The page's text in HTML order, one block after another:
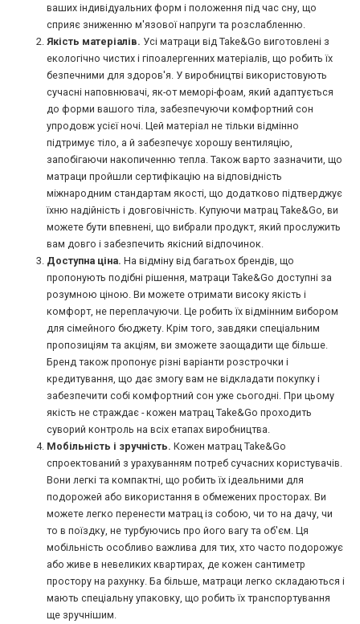
ваших індивідуальних форм і положення під час сну, що
сприяє зниженню м'язової напруги та розслабленню.
Якість матеріалів. Усі матраци від Take&Go виготовлені з
екологічно чистих і гіпоалергенних матеріалів, що робить їх
безпечними для здоров'я. У виробництві використовують
сучасні наповнювачі, як-от меморі-фоам, який адаптується
до форми вашого тіла, забезпечуючи комфортний сон
упродовж усієї ночі. Цей матеріал не тільки відмінно
підтримує тіло, а й забезпечує хорошу вентиляцію,
запобігаючи накопиченню тепла. Також варто зазначити, що
матраци пройшли сертифікацію на відповідність
міжнародним стандартам якості, що додатково підтверджує
їхню надійність і довговічність. Купуючи матрац Take&Go, ви
можете бути впевнені, що вибрали продукт, який прослужить
вам довго і забезпечить якісний відпочинок.
Доступна ціна. На відміну від багатьох брендів, що
пропонують подібні рішення, матраци Take&Go доступні за
розумною ціною. Ви можете отримати високу якість і
комфорт, не переплачуючи. Це робить їх відмінним вибором
для сімейного бюджету. Крім того, завдяки спеціальним
пропозиціям та акціям, ви зможете заощадити ще більше.
Бренд також пропонує різні варіанти розстрочки і
кредитування, що дає змогу вам не відкладати покупку і
забезпечити собі комфортний сон уже сьогодні. При цьому
якість не страждає - кожен матрац Take&Go проходить
суворий контроль на всіх етапах виробництва.
Мобільність і зручність. Кожен матрац Take&Go
спроектований з урахуванням потреб сучасних користувачів.
Вони легкі та компактні, що робить їх ідеальними для
подорожей або використання в обмежених просторах. Ви
можете легко перенести матрац із собою, чи то на дачу, чи
то в поїздку, не турбуючись про його вагу та об'єм. Ця
мобільність особливо важлива для тих, хто часто подорожує
або живе в невеликих квартирах, де кожен сантиметр
простору на рахунку. Ба більше, матраци легко складаються і
мають спеціальну упаковку, що робить їх транспортування
ще зручнішим.